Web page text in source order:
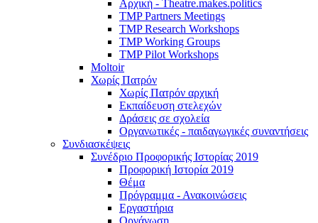
Αρχική - Theatre.makes.politics
TMP Partners Meetings
TMP Research Workshops
TMP Working Groups
TMP Pilot Workshops
Moltoir
Χωρίς Πατρόν
Χωρίς Πατρόν αρχική
Εκπαίδευση στελεχών
Δράσεις σε σχολεία
Οργανωτικές - παιδαγωγικές συναντήσεις
Συνδιασκέψεις
Συνέδριο Προφορικής Ιστορίας 2019
Προφορική Ιστορία 2019
Θέμα
Πρόγραμμα - Ανακοινώσεις
Εργαστήρια
Οργάνωση